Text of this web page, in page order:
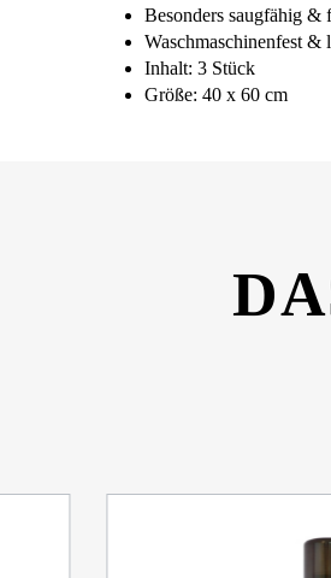
Besonders saugfähig &
Waschmaschinenfest
Inhalt: 3 Stück
Größe: 40 x 60 cm